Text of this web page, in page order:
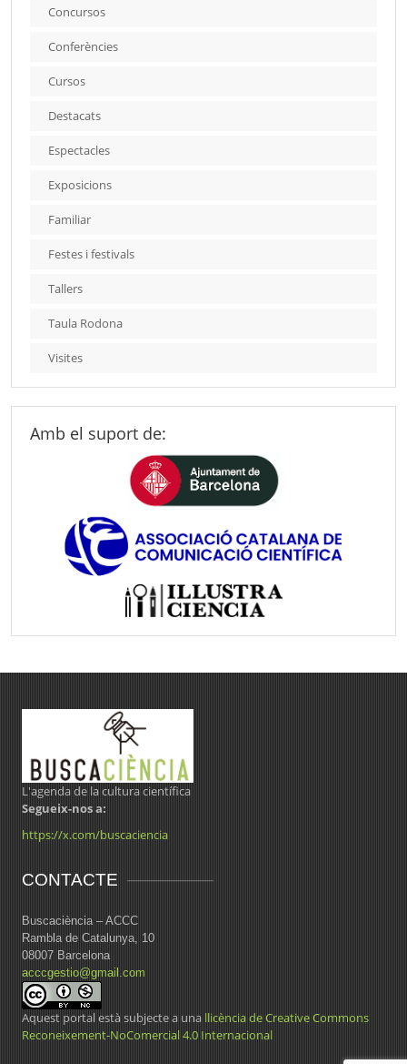
Concursos
Conferències
Cursos
Destacats
Espectacles
Exposicions
Familiar
Festes i festivals
Tallers
Taula Rodona
Visites
Amb el suport de:
L'agenda de la cultura científica
Segueix-nos a:
https://x.com/buscaciencia
CONTACTE
Buscaciència – ACCC
Rambla de Catalunya, 10
08007 Barcelona
acccgestio@gmail.com
Aquest portal està subjecte a una llicència de Creative Commons
Reconeixement-NoComercial 4.0 Internacional